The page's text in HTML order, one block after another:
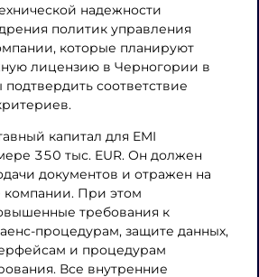
надежности
политик управления
которые планируют
лицензию в Черногории в
подтвердить соответствие
капитал для EMI
350 тыс. EUR. Он должен
документов и отражен на
компании. При этом
требования к
процедурам, защите данных,
и процедурам
Все внутренние